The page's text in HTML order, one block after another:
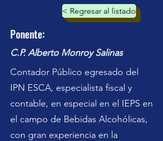
< Regresar al listado
Ponente:
C.P. Alberto Monroy Salinas
Contador Público egresado del
IPN ESCA, especialista fiscal y
contable, en especial en el IEPS en
el campo de Bebidas Alcohólicas,
con gran experiencia en la